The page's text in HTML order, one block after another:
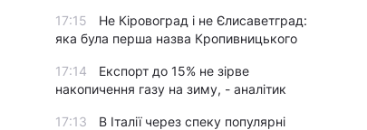
17:15
Не Кіровоград і не Єлисаветград:
яка була перша назва Кропивницького
17:14
Експорт до 15% не зірве
накопичення газу на зиму, - аналітик
17:13
В Італії через спеку популярні